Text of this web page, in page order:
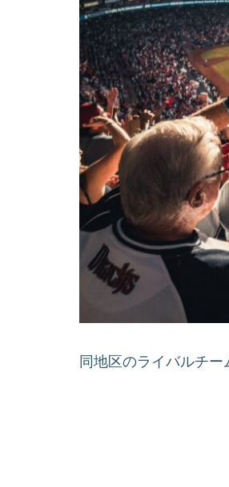
同地区のライバルチー